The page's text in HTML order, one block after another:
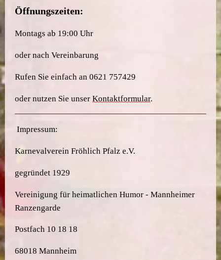
Öffnungszeiten:
Montags ab 19:00 Uhr
oder nach Vereinbarung
Rufen Sie einfach an 0621 757429
oder nutzen Sie unser Kontaktformular.
Impressum:
Karnevalverein Fröhlich Pfalz e.V.
gegründet 1929
Vereinigung für heimatlichen Humor - Mannheimer
Ranzengarde
Postfach 10 18 18
68018 Mannheim